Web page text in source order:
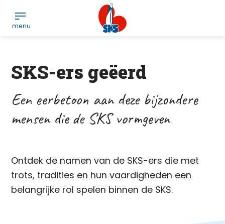
SKS-ers geëerd
Een eerbetoon aan deze bijzondere
mensen die de SKS vormgeven
Ontdek de namen van de SKS-ers die met
trots, tradities en hun vaardigheden een
belangrijke rol spelen binnen de SKS.